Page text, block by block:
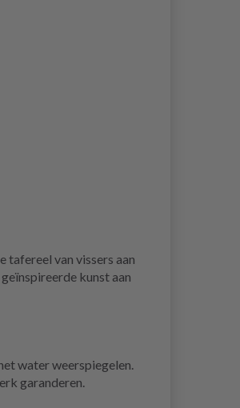
van vissers aan
kunst aan
water weerspiegelen.
garanderen.